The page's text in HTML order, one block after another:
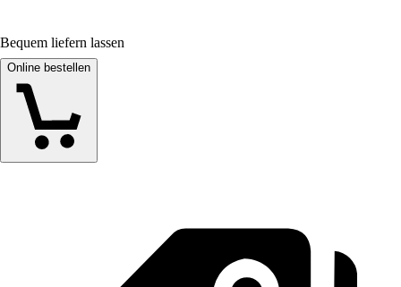
Bequem liefern lassen
Online bestellen